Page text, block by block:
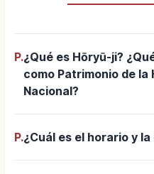
P.¿Qué es Hōryū-ji?
como Patrimonio de la
Nacional?
P.¿Cuál es el horario y